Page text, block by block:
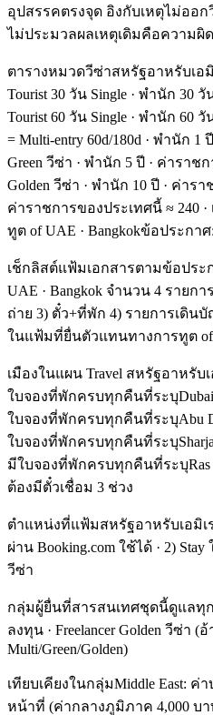
อุปสรรคตรงจุด อิงกับเหตุไม่ออก
ไม่ประมวลผลเหตุเดิมคือความ
ตารางหมวดวีซ่าสหรัฐอาหรับเอ
Tourist 30 วัน Single · พำนัก 30
Tourist 60 วัน Single · พำนัก 60
= Multi-entry 60d/180d · พำนัก 1
Green วีซ่า · พำนัก 5 ปี · ค่าราชก
Golden วีซ่า · พำนัก 10 ปี · ค่าร
ค่าราชการของประเทศนี้ ≈ 240
ทูต of UAE · Bangkokข้อประกา
เช็กลิสต์แฟ้มเอกสารตามข้อปร
UAE · Bangkok จำนวน 4 รายก
ถ่าย 3) ตั๋ว+ที่พัก 4) รายการเดิน
ในแฟ้มที่ยื่นตัวแทนทางการทูต of
เมืองในแผน Travel สหรัฐอาหรับ
ใบจองที่พักครบทุกคืนที่ระบุDubai
ใบจองที่พักครบทุกคืนที่ระบุAbu
ใบจองที่พักครบทุกคืนที่ระบุ
มีใบจองที่พักครบทุกคืนที่ระบุRas
ต้องมีตั๋วเชื่อม 3 ช่วง
ตำแหน่งที่แฟ้มสหรัฐอาหรับเอมิเ
ผ่าน Booking.com ใช้ได้ · 2)
วีซ่า
กลุ่มผู้ยื่นที่สารสนเทศชุดนี้ดูแลทุก
ลงทุน · Freelancer Golden วีซ่า (
Multi/Green/Golden)
เทียบเคียงในกลุ่มMiddle East: ค่
หน้าที่ (ค่ากลางภูมิภาค 4,000 บ